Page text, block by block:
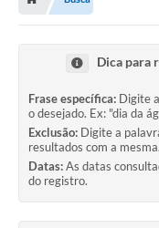
Secretarias
Setores da Saúde
Serviços Online
Contato
Contas Públicas
Serviço de Inspeção
Dica para
Frase específica: Digite
o desejado. Ex: "dia da
Exclusão: Digite a
resultados com a
Datas:As datas
do registro.